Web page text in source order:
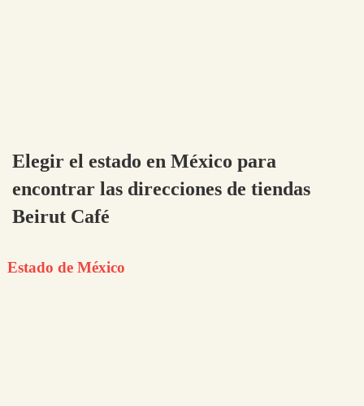
Elegir el estado en México para
encontrar las direcciones de tiendas
Beirut Café
Estado de México